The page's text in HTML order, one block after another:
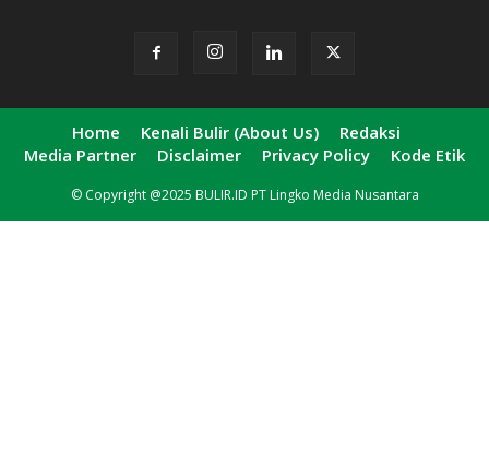
Home Kenali Bulir (About Us)
Redaksi
Media Partner
Disclaimer Privacy Policy Kode Etik
© Copyright @2025 BULIR.ID PT Lingko Media Nusantara